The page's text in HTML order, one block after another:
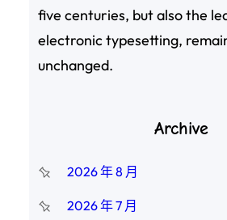
five centuries, but also the
electronic typesetting,
unchanged.
Archive
2026 年 8 月
2026 年 7 月